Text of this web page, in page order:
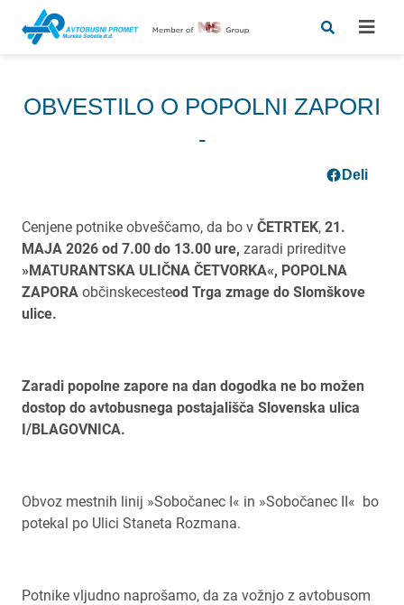
OBVESTILO O POPOLNI ZAPORI
-
Deli
Cenjene potnike obveščamo, da bo v ČETRTEK, 21.
MAJA 2026 od 7.00 do 13.00 ure, zaradi prireditve
»MATURANTSKA ULIČNA ČETVORKA«, POPOLNA
ZAPORA občinskecesteod Trga zmage do Slomškove
ulice.
Zaradi popolne zapore na dan dogodka ne bo možen
dostop do avtobusnega postajališča Slovenska ulica
I/BLAGOVNICA.
Obvoz mestnih linij »Sobočanec I« in »Sobočanec II« bo
potekal po Ulici Staneta Rozmana.
Potnike vljudno naprošamo, da za vožnjo z avtobusom